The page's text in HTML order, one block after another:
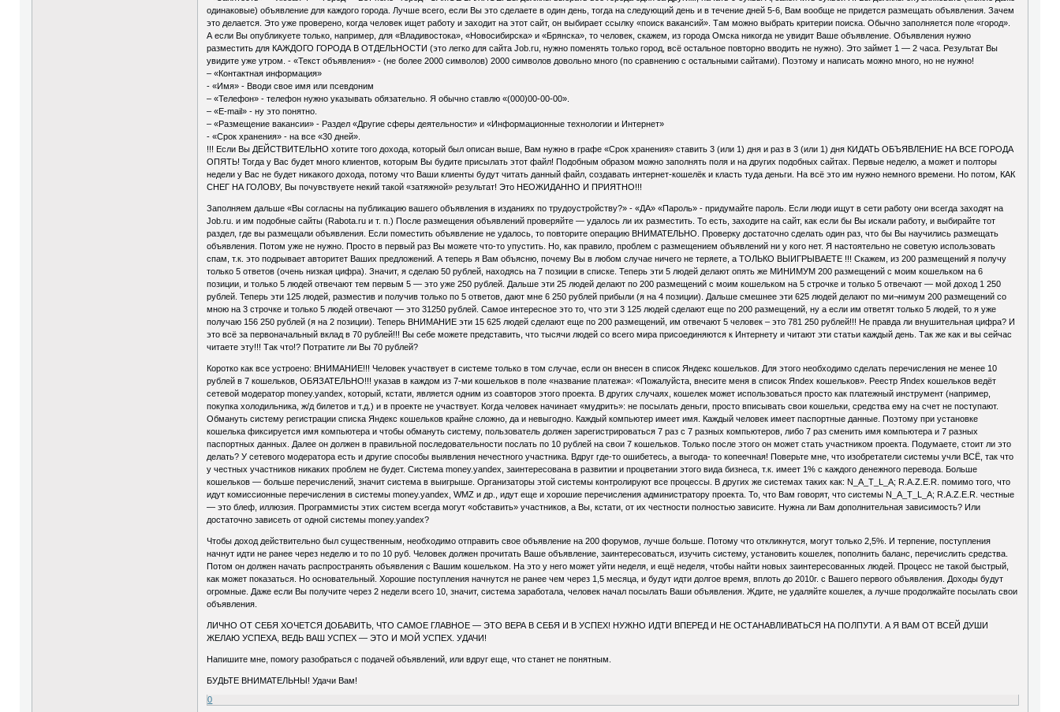
одинаковые) объявление для каждого города. Лучше всего, если Вы это сделаете в один день, тогда на следующий день и в течение дней 5-6, Вам вообще не придется размещать объявления. Зачем
это делается. Это уже проверено, когда человек ищет работу и заходит на этот сайт, он выбирает ссылку «поиск вакансий». Там можно выбрать критерии поиска. Обычно заполняется поле «город».
А если Вы опубликуете только, например, для «Владивостока», «Новосибирска» и «Брянска», то человек, скажем, из города Омска никогда не увидит Ваше объявление. Объявления нужно
разместить для КАЖДОГО ГОРОДА В ОТДЕЛЬНОСТИ (это легко для сайта Job.ru, нужно поменять только город, всё остальное повторно вводить не нужно). Это займет 1 — 2 часа. Результат Вы
увидите уже утром. - «Текст объявления» - (не более 2000 символов) 2000 символов довольно много (по сравнению с остальными сайтами). Поэтому и написать можно много, но не нужно!
– «Контактная информация»
- «Имя» - Вводи свое имя или псевдоним
– «Телефон» - телефон нужно указывать обязательно. Я обычно ставлю «(000)00-00-00».
– «E-mail» - ну это понятно.
– «Размещение вакансии» - Раздел «Другие сферы деятельности» и «Информационные технологии и Интернет»
- «Срок хранения» - на все «30 дней».
!!! Если Вы ДЕЙСТВИТЕЛЬНО хотите того дохода, который был описан выше, Вам нужно в графе «Срок хранения» ставить 3 (или 1) дня и раз в 3 (или 1) дня КИДАТЬ ОБЪЯВЛЕНИЕ НА ВСЕ ГОРОДА
ОПЯТЬ! Тогда у Вас будет много клиентов, которым Вы будите присылать этот файл! Подобным образом можно заполнять поля и на других подобных сайтах. Первые неделю, а может и полторы
недели у Вас не будет никакого дохода, потому что Ваши клиенты будут читать данный файл, создавать интернет-кошелёк и класть туда деньги. На всё это им нужно немного времени. Но потом, КАК
СНЕГ НА ГОЛОВУ, Вы почувствуете некий такой «затяжной» результат! Это НЕОЖИДАННО И ПРИЯТНО!!!
Заполняем дальше «Вы согласны на публикацию вашего объявления в изданиях по трудоустройству?» - «ДА» «Пароль» - придумайте пароль. Если люди ищут в сети работу они всегда заходят на
Job.ru. и им подобные сайты (Rabota.ru и т. п.) После размещения объявлений проверяйте — удалось ли их разместить. То есть, заходите на сайт, как если бы Вы искали работу, и выбирайте тот
раздел, где вы размещали объявления. Если поместить объявление не удалось, то повторите операцию ВНИМАТЕЛЬНО. Проверку достаточно сделать один раз, что бы Вы научились размещать
объявления. Потом уже не нужно. Просто в первый раз Вы можете что-то упустить. Но, как правило, проблем с размещением объявлений ни у кого нет. Я настоятельно не советую использовать
спам, т.к. это подрывает авторитет Ваших предложений. А теперь я Вам объясню, почему Вы в любом случае ничего не теряете, а ТОЛЬКО ВЫИГРЫВАЕТЕ !!! Скажем, из 200 размещений я получу
только 5 ответов (очень низкая цифра). Значит, я сделаю 50 рублей, находясь на 7 позиции в списке. Теперь эти 5 людей делают опять же МИНИМУМ 200 размещений с моим кошельком на 6
позиции, и только 5 людей отвечают тем первым 5 — это уже 250 рублей. Дальше эти 25 людей делают по 200 размещений с моим кошельком на 5 строчке и только 5 отвечают — мой доход 1 250
рублей. Теперь эти 125 людей, разместив и получив только по 5 ответов, дают мне 6 250 рублей прибыли (я на 4 позиции). Дальше смешнее эти 625 людей делают по ми¬нимум 200 размещений со
мною на 3 строчке и только 5 людей отвечают — это 31250 рублей. Самое интересное это то, что эти 3 125 людей сделают еще по 200 размещений, ну а если им ответят только 5 людей, то я уже
получаю 156 250 рублей (я на 2 позиции). Теперь ВНИМАНИЕ эти 15 625 людей сделают еще по 200 размещений, им отвечают 5 человек – это 781 250 рублей!!! Не правда ли внушительная цифра? И
это всё за первоначальный вклад в 70 рублей!!! Вы себе можете представить, что тысячи людей со всего мира присоединяются к Интернету и читают эти статьи каждый день. Так же как и вы сейчас
читаете эту!!! Так что!? Потратите ли Вы 70 рублей?
Коротко как все устроено: ВНИМАНИЕ!!! Человек участвует в системе только в том случае, если он внесен в список Яндекс кошельков. Для этого необходимо сделать перечисления не менее 10
рублей в 7 кошельков, ОБЯЗАТЕЛЬНО!!! указав в каждом из 7-ми кошельков в поле «название платежа»: «Пожалуйста, внесите меня в список Яndex кошельков». Реестр Яndex кошельков ведёт
сетевой модератор money.yandex, который, кстати, является одним из соавторов этого проекта. В других случаях, кошелек может использоваться просто как платежный инструмент (например,
покупка холодильника, ж/д билетов и т.д.) и в проекте не участвует. Когда человек начинает «мудрить»: не посылать деньги, просто вписывать свои кошельки, средства ему на счет не поступают.
Обмануть систему регистрации списка Яндекс кошельков крайне сложно, да и невыгодно. Каждый компьютер имеет имя. Каждый человек имеет паспортные данные. Поэтому при установке
кошелька фиксируется имя компьютера и чтобы обмануть систему, пользователь должен зарегистрироваться 7 раз с 7 разных компьютеров, либо 7 раз сменить имя компьютера и 7 разных
паспортных данных. Далее он должен в правильной последовательности послать по 10 рублей на свои 7 кошельков. Только после этого он может стать участником проекта. Подумаете, стоит ли это
делать? У сетевого модератора есть и другие способы выявления нечестного участника. Вдруг где-то ошибетесь, а выгода- то копеечная! Поверьте мне, что изобретатели системы учли ВСЁ, так что
у честных участников никаких проблем не будет. Система money.yandex, заинтересована в развитии и процветании этого вида бизнеса, т.к. имеет 1% с каждого денежного перевода. Больше
кошельков — больше перечислений, значит система в выигрыше. Организаторы этой системы контролируют все процессы. В других же системах таких как: N_A_T_L_A; R.A.Z.E.R. помимо того, что
идут комиссионные перечисления в системы money.yandex, WMZ и др., идут еще и хорошие перечисления администратору проекта. То, что Вам говорят, что системы N_A_T_L_A; R.A.Z.E.R. честные
— это блеф, иллюзия. Программисты этих систем всегда могут «обставить» участников, а Вы, кстати, от их честности полностью зависите. Нужна ли Вам дополнительная зависимость? Или
достаточно зависеть от одной системы money.yandex?
Чтобы доход действительно был существенным, необходимо отправить свое объявление на 200 форумов, лучше больше. Потому что откликнутся, могут только 2,5%. И терпение, поступления
начнут идти не ранее через неделю и то по 10 руб. Человек должен прочитать Ваше объявление, заинтересоваться, изучить систему, установить кошелек, пополнить баланс, перечислить средства.
Потом он должен начать распространять объявления с Вашим кошельком. На это у него может уйти неделя, и ещё неделя, чтобы найти новых заинтересованных людей. Процесс не такой быстрый,
как может показаться. Но основательный. Хорошие поступления начнутся не ранее чем через 1,5 месяца, и будут идти долгое время, вплоть до 2010г. с Вашего первого объявления. Доходы будут
огромные. Даже если Вы получите через 2 недели всего 10, значит, система заработала, человек начал посылать Ваши объявления. Ждите, не удаляйте кошелек, а лучше продолжайте посылать свои
объявления.
ЛИЧНО ОТ СЕБЯ ХОЧЕТСЯ ДОБАВИТЬ, ЧТО САМОЕ ГЛАВНОЕ — ЭТО ВЕРА В СЕБЯ И В УСПЕХ! НУЖНО ИДТИ ВПЕРЕД И НЕ ОСТАНАВЛИВАТЬСЯ НА ПОЛПУТИ. А Я ВАМ ОТ ВСЕЙ ДУШИ
ЖЕЛАЮ УСПЕХА, ВЕДЬ ВАШ УСПЕХ — ЭТО И МОЙ УСПЕХ. УДАЧИ!
Напишите мне, помогу разобраться с подачей объявлений, или вдруг еще, что станет не понятным.
БУДЬТЕ ВНИМАТЕЛЬНЫ! Удачи Вам!
0